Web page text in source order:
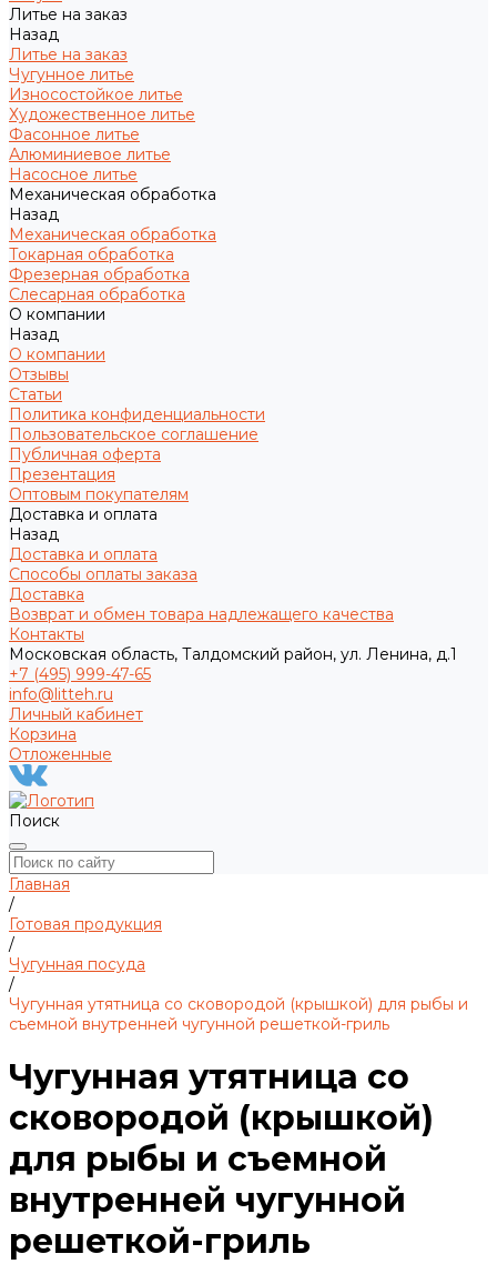
Литье на заказ
Назад
Литье на заказ
Чугунное литье
Износостойкое литье
Художественное литье
Фасонное литье
Алюминиевое литье
Насосное литье
Механическая обработка
Назад
Механическая обработка
Токарная обработка
Фрезерная обработка
Слесарная обработка
О компании
Назад
О компании
Отзывы
Статьи
Политика конфиденциальности
Пользовательское соглашение
Публичная оферта
Презентация
Оптовым покупателям
Доставка и оплата
Назад
Доставка и оплата
Способы оплаты заказа
Доставка
Возврат и обмен товара надлежащего качества
Контакты
Московская область, Талдомский район, ул. Ленина, д.1
+7 (495) 999-47-65
info@litteh.ru
Личный кабинет
Корзина
Отложенные
Поиск
Главная
/
Готовая продукция
/
Чугунная посуда
/
Чугунная утятница со сковородой (крышкой) для рыбы и
съемной внутренней чугунной решеткой-гриль
Чугунная утятница со
сковородой (крышкой)
для рыбы и съемной
внутренней чугунной
решеткой-гриль